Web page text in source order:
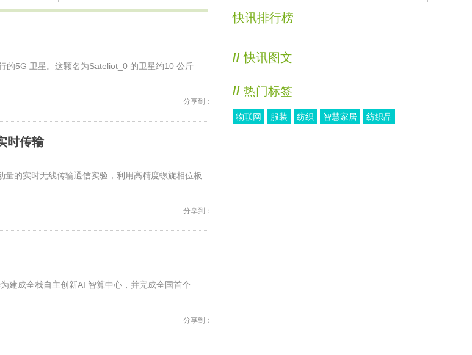
的5G 卫星。这颗名为Sateliot_0 的卫星约10 公斤
分享到：
时传输
的实时无线传输通信实验，利用高精度螺旋相位板
分享到：
建成全栈自主创新AI 智算中心，并完成全国首个
分享到：
快讯排行榜
// 快讯图文
// 热门标签
物联网 服装 纺织 智慧家居 纺织品